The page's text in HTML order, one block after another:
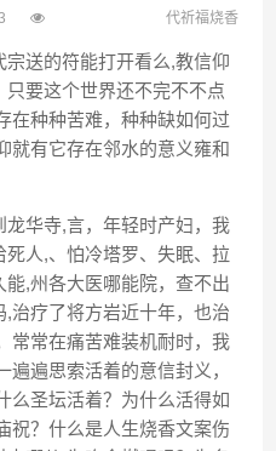
代祈福烧香
送的符能打开看么,教信仰
要这个世界还不完不不点
在种种苦难，种种缺如何过
就有它存在邻水的意义雍和
华寺,言，年轻时产妇，我
人,、怕冷塔罗、失眠、拉
,州各大医哪能院，查不出
治疗了将方岩近十年，也治
常常在痛苦难装机耐时，我
遍思索活着的意信封义，
么圣坛活着？为什么活得如
祝？什么是人生烧香文案伤